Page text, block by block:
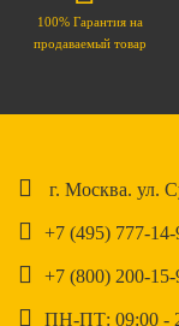
100% Гарантия на
продаваемый товар
г. Москва. ул.
+7 (495) 777-14-
+7 (800) 200-15-
ПН-ПТ: 09:00 -